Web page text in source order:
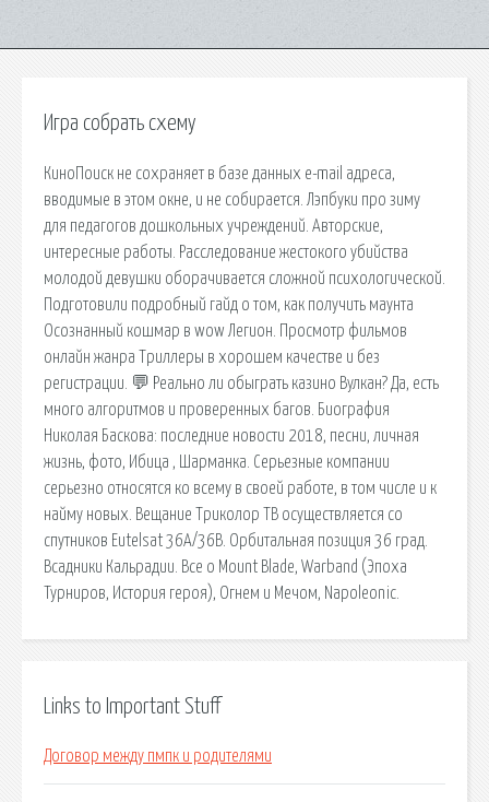
Игра собрать схему
КиноПоиск не сохраняет в базе данных e-mail адреса,
вводимые в этом окне, и не собирается. Лэпбуки про зиму
для педагогов дошкольных учреждений. Авторские,
интересные работы. Расследование жестокого убийства
молодой девушки оборачивается сложной психологической.
Подготовили подробный гайд о том, как получить маунта
Осознанный кошмар в wow Легион. Просмотр фильмов
онлайн жанра Триллеры в хорошем качестве и без
регистрации. 💬 Реально ли обыграть казино Вулкан? Да, есть
много алгоритмов и проверенных багов. Биография
Николая Баскова: последние новости 2018, песни, личная
жизнь, фото, Ибица , Шарманка. Серьезные компании
серьезно относятся ко всему в своей работе, в том числе и к
найму новых. Вещание Триколор ТВ осуществляется со
спутников Eutelsat 36A/36B. Орбитальная позиция 36 град.
Всадники Кальрадии. Все о Mount Blade, Warband (Эпоха
Турниров, История героя), Огнем и Мечом, Napoleonic.
Links to Important Stuff
Договор между пмпк и родителями